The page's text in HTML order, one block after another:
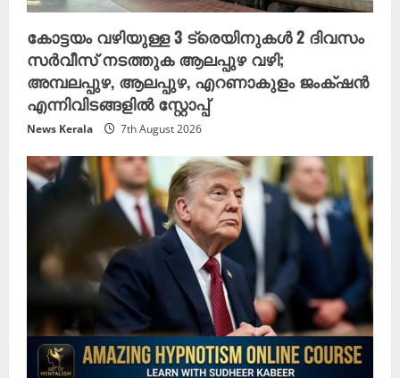
കോട്ടയം വഴിയുള്ള 3 ട്രെയിനുകൾ 2 ദിവസം
സർവീസ് നടത്തുക ആലപ്പുഴ വഴി;
അമ്പലപ്പുഴ, ആലപ്പുഴ, എറണാകുളം ജംക്‌ഷൻ
എന്നിവിടങ്ങളിൽ സ്റ്റോപ്പ്
News Kerala 7th August 2026